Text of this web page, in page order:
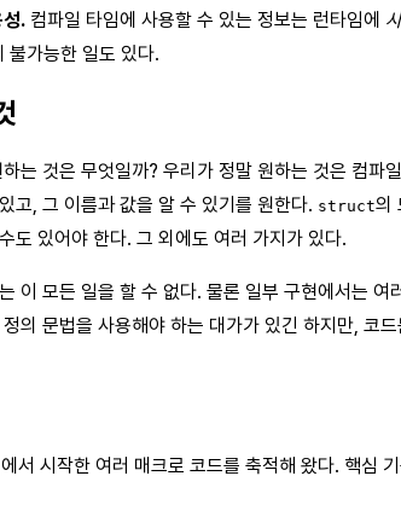
. 컴파일 타임에 사용할 수 있는 정보는 런타임에
불가능한 일도 있다.
는 것은 무엇일까? 우리가 정말 원하는 것은 컴
고, 그 이름과 값을 알 수 있기를 원한다. struct의
도 있어야 한다. 그 외에도 여러 가지가 있다.
이 모든 일을 할 수 없다. 물론 일부 구현에서는
의 문법을 사용해야 하는 대가가 있긴 하지만,
서 시작한 여러 매크로 코드를 축적해 왔다. 핵심